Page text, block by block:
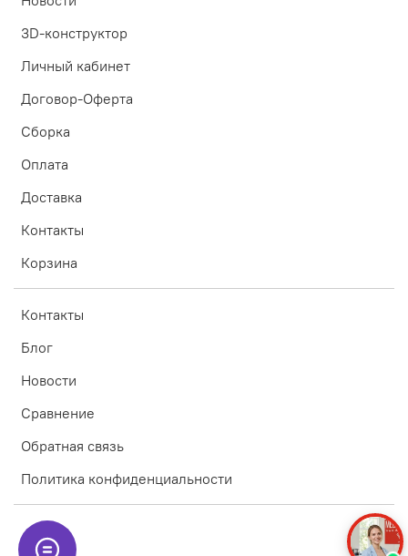
3D-конструктор
Личный кабинет
Договор-Оферта
Сборка
Оплата
Доставка
Контакты
Корзина
Контакты
Блог
Новости
Сравнение
Обратная связь
Политика конфиденциальности